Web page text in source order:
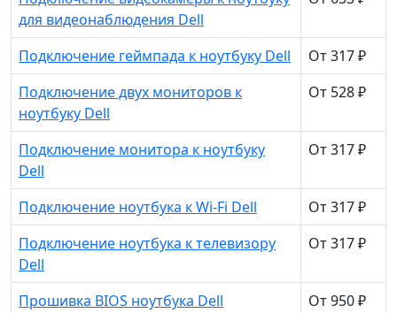
для видеонаблюдения Dell
Подключение геймпада к ноутбуку Dell
От 317 ₽
Подключение двух мониторов к
ноутбуку Dell
От 528 ₽
Подключение монитора к ноутбуку
Dell
От 317 ₽
Подключение ноутбука к Wi-Fi Dell
От 317 ₽
Подключение ноутбука к телевизору
Dell
От 317 ₽
Прошивка BIOS ноутбука Dell
От 950 ₽